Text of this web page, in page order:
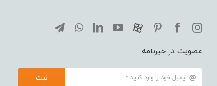
عضویت در خبرنامه
ثبت